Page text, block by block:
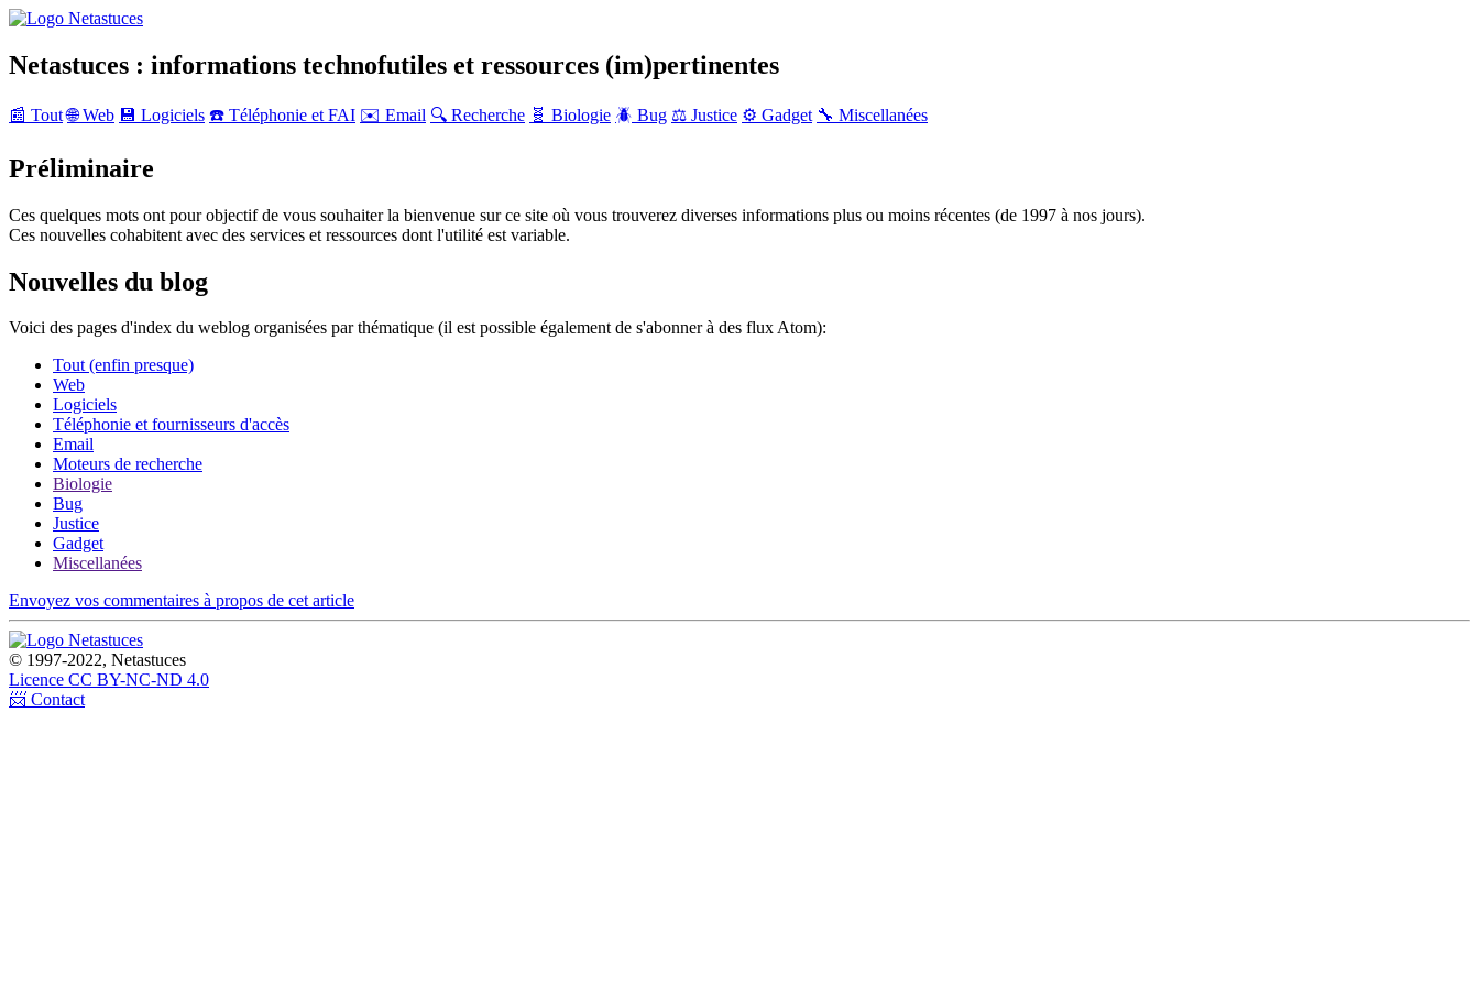
Netastuces : informations technofutiles et ressources (im)pertinentes
📰 Tout 🌐 Web 💾 Logiciels ☎️ Téléphonie et FAI ✉️ Email 🔍 Recherche 🧬 Biologie 🪲 Bug ⚖️ Justice ⚙️ Gadget 🔧 Miscellanées
Préliminaire
Ces quelques mots ont pour objectif de vous souhaiter la bienvenue sur ce site où vous trouverez diverses informations plus ou moins récentes (de 1997 à nos jours).
Ces nouvelles cohabitent avec des services et ressources dont l'utilité est variable.
Nouvelles du blog
Voici des pages d'index du weblog organisées par thématique (il est possible également de s'abonner à des flux Atom):
Tout (enfin presque)
Web
Logiciels
Téléphonie et fournisseurs d'accès
Email
Moteurs de recherche
Biologie
Bug
Justice
Gadget
Miscellanées
Envoyez vos commentaires à propos de cet article
© 1997-2022, Netastuces
Licence CC BY-NC-ND 4.0
📨 Contact